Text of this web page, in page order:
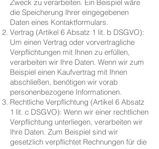
Zweck zu verarbeiten. Ein Beispiel wäre
die Speicherung Ihrer eingegebenen
Daten eines Kontaktformulars.
Vertrag (Artikel 6 Absatz 1 lit. b DSGVO):
Um einen Vertrag oder vorvertragliche
Verpflichtungen mit Ihnen zu erfüllen,
verarbeiten wir Ihre Daten. Wenn wir zum
Beispiel einen Kaufvertrag mit Ihnen
abschließen, benötigen wir vorab
personenbezogene Informationen.
Rechtliche Verpflichtung (Artikel 6 Absatz
1 lit. c DSGVO): Wenn wir einer rechtlichen
Verpflichtung unterliegen, verarbeiten wir
Ihre Daten. Zum Beispiel sind wir
gesetzlich verpflichtet Rechnungen für die